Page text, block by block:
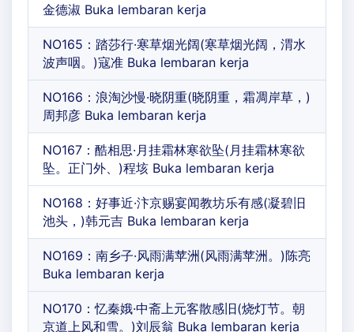
金德淑 Buka lembaran kerja
NO165：踏莎行·寒草烟光阔(寒草烟光阔，渭水
波声咽。)寇准 Buka lembaran kerja
NO166：浪淘沙慢·晓阴重(晓阴重，霜凋岸草，)
周邦彦 Buka lembaran kerja
NO167：酷相思·月挂霜林寒欲坠(月挂霜林寒欲
坠。正门外、)程垓 Buka lembaran kerja
NO168：好事近·汴京赐宴闻教坊乐有感(凝碧旧
池头，)韩元吉 Buka lembaran kerja
NO169：南乡子·风雨满苹洲(风雨满苹洲。)陈亮
Buka lembaran kerja
NO170：忆秦娥·中斋上元客散感旧(烧灯节。朝
京道上风和雪。)刘辰翁 Buka lembaran kerja